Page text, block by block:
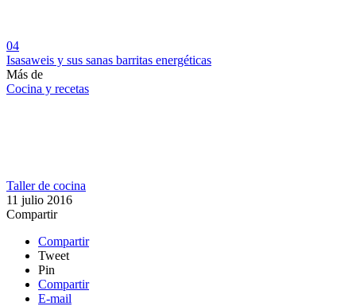
04
Isasaweis y sus sanas barritas energéticas
Más de
Cocina y recetas
Taller de cocina
11 julio 2016
Compartir
Compartir
Tweet
Pin
Compartir
E-mail